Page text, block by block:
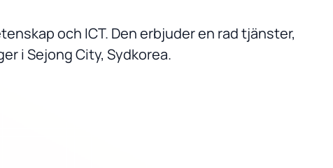
och ICT. Den erbjuder en rad tjänster,
i Sejong City, Sydkorea.